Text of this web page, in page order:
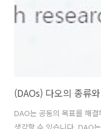
으로 트랜잭션이 몇 분이..
DAO는 공동의 목표를 해